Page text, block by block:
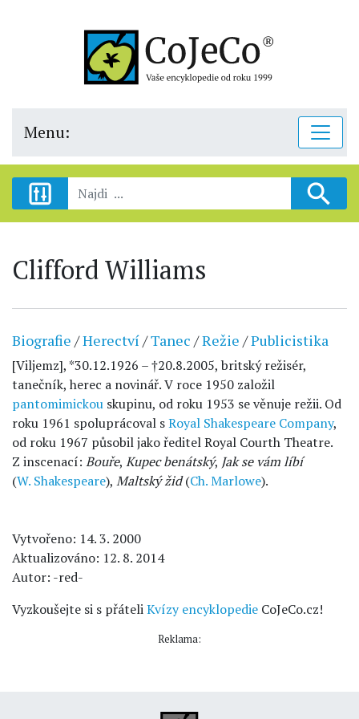
Menu:
Clifford Williams
Biografie /Herectví/Tanec /Režie /Publicistika
[Viljemz], *30.12.1926 – †20.8.2005, britský režisér,
tanečník, herec a novinář. V roce 1950 založil
pantomimickou skupinu, od roku 1953 se věnuje režii. Od
roku 1961 spoluprácoval sRoyal Shakespeare Company,
od roku 1967 působil jako ředitel Royal Courth Theatre.
Z inscenací: Bouře, Kupec benátský, Jak se vám líbí
(W. Shakespeare), Maltský žid(Ch. Marlowe).
Vytvořeno: 14. 3. 2000
Aktualizováno: 12. 8. 2014
Autor: -red-
Vyzkoušejte si s přáteliKvízy encyklopedie CoJeCo.cz!
Reklama: